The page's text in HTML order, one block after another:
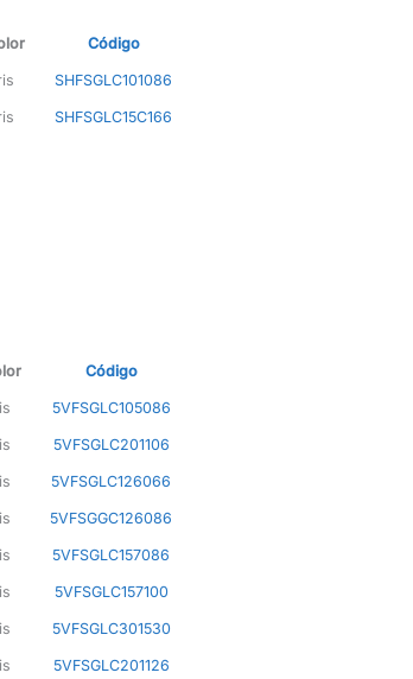
Código
SHFSGLC101086
SHFSGLC15C166
Código
5VFSGLC105086
5VFSGLC201106
5VFSGLC126066
5VFSGGC126086
5VFSGLC157086
5VFSGLC157100
5VFSGLC301530
5VFSGLC201126